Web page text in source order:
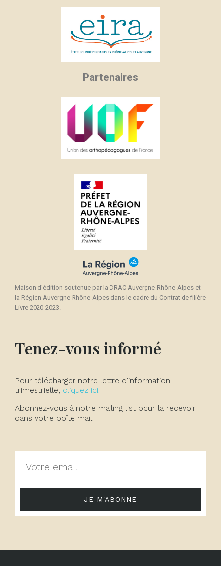
Partenaires
Maison d'édition soutenue par la DRAC Auvergne-Rhône-Alpes et
la Région Auvergne-Rhône-Alpes dans le cadre du Contrat de filière
Livre 2020-2023.
Tenez-vous informé
Pour télécharger notre lettre d'information
trimestrielle, cliquez ici.
Abonnez-vous à notre mailing list pour la recevoir
dans votre boîte mail.
JE M'ABONNE